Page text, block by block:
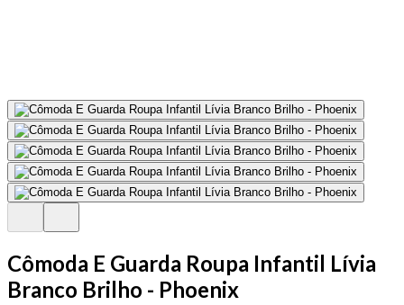
Cômoda E Guarda Roupa Infantil Lívia
Branco Brilho - Phoenix